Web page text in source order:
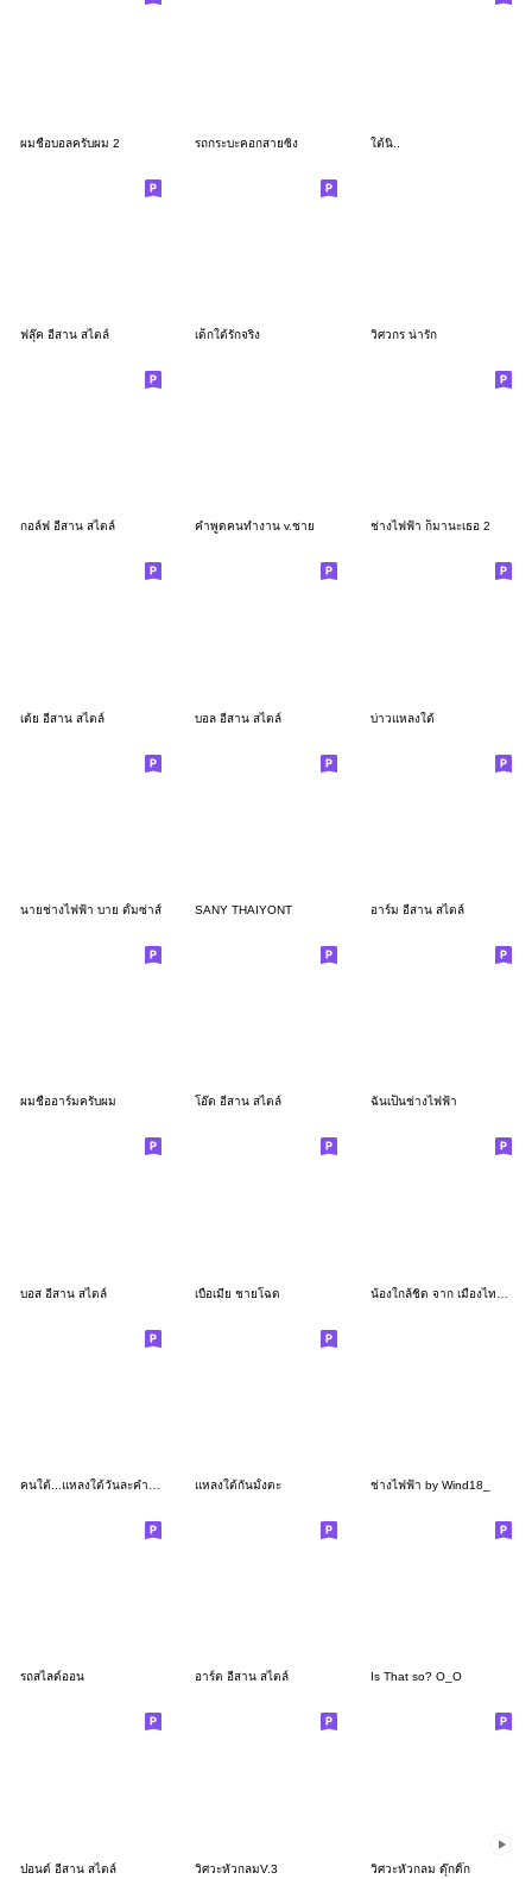
ผมชื่อบอลครับผม 2 รถกระบะคอกสายซิ่ง ใต้นิ..
ฟลุ๊ค อีสาน สไตล์ เด็กใต้รักจริง วิศวกร น่ารัก
กอล์ฟ อีสาน สไตล์ คำพูดคนทำงาน v.ชาย ช่างไฟฟ้า ก็มานะเธอ 2
เต้ย อีสาน สไตล์ บอล อีสาน สไตล์ บ่าวแหลงใต้
นายช่างไฟฟ้า บาย ตั้มซ่าส์ SANY THAIYONT อาร์ม อีสาน สไตล์
ผมชื่ออาร์มครับผม โอ๊ต อีสาน สไตล์ ฉันเป็นช่างไฟฟ้า
บอส อีสาน สไตล์ เบื่อเมีย ชายโฉด
แหลงใต้กันมั้งตะ ช่างไฟฟ้า by Wind18_
รถสไลด์ออน อาร์ต อีสาน สไตล์ Is That so? O_O
ปอนด์ อีสาน สไตล์ วิศวะหัวกลมV.3 วิศวะหัวกลม ดุ๊กดิ๊ก